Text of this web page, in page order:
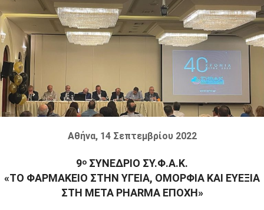
Αθήνα, 14 Σεπτεμβρίου 2022
9ο ΣΥΝΕΔΡΙΟ ΣΥ.Φ.Α.Κ.
«ΤΟ ΦΑΡΜΑΚΕΙΟ ΣΤΗΝ ΥΓΕΙΑ, ΟΜΟΡΦΙΑ ΚΑΙ ΕΥΕΞΙΑ
ΣΤΗ ΜΕΤΑ PHARMAΕΠΟΧΗ»